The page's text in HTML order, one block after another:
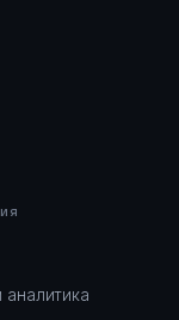
аналитика